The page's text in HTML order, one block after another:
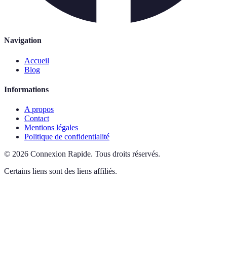
Navigation
Accueil
Blog
Informations
A propos
Contact
Mentions légales
Politique de confidentialité
© 2026 Connexion Rapide. Tous droits réservés.
Certains liens sont des liens affiliés.